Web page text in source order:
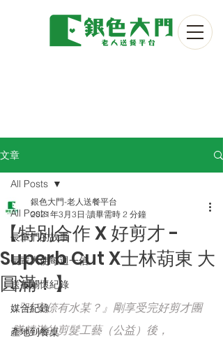
文章
All Posts
長輩們的故事
長輩大使每週一信
送餐關懷紀錄
媒合紀錄
產地到餐桌
All Posts
【特別合作 X 好剪才 -
Superb Cut X士林葫東 大
圓滿！】
銀色大門-老人送餐平台
2021年3月3日 讀畢需時 2 分鐘
『哇安倷有水某？』剛享受完好剪才團
隊精湛的剪髮工藝（公益）後，